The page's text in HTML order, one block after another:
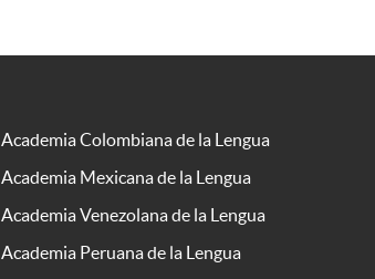
Academia Colombiana de la Lengua
Academia Mexicana de la Lengua
Academia Venezolana de la Lengua
Academia Peruana de la Lengua